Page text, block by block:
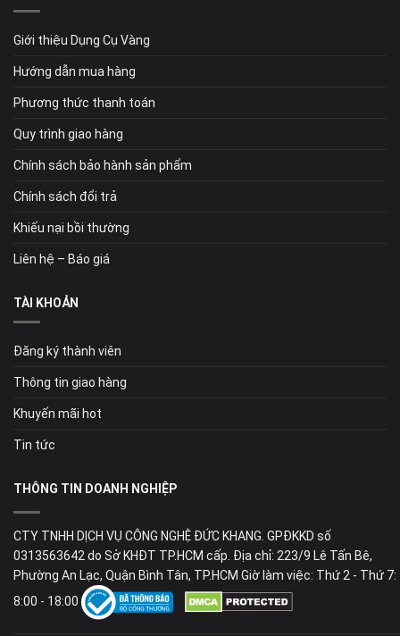
Giới thiệu Dụng Cụ Vàng
Hướng dẫn mua hàng
Phương thức thanh toán
Quy trình giao hàng
Chính sách bảo hành sản phẩm
Chính sách đổi trả
Khiếu nại bồi thường
Liên hệ – Báo giá
TÀI KHOẢN
Đăng ký thành viên
Thông tin giao hàng
Khuyến mãi hot
Tin tức
THÔNG TIN DOANH NGHIỆP
CTY TNHH DỊCH VỤ CÔNG NGHỆ ĐỨC KHANG. GPĐKKD số
0313563642 do Sở KHĐT TP.HCM cấp. Địa chỉ: 223/9 Lê Tấn Bê,
Phường An Lạc, Quận Bình Tân, TP.HCM Giờ làm việc: Thứ 2 - Thứ 7:
8:00 - 18:00